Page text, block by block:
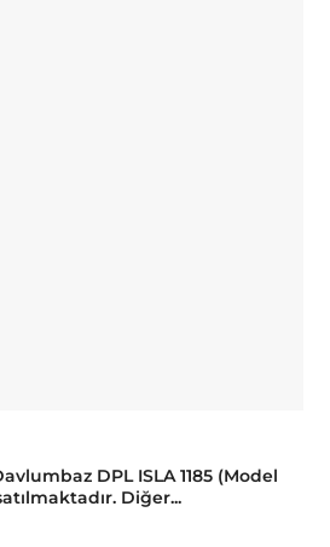
DPL ISLA 1185 (Model
Diğer...